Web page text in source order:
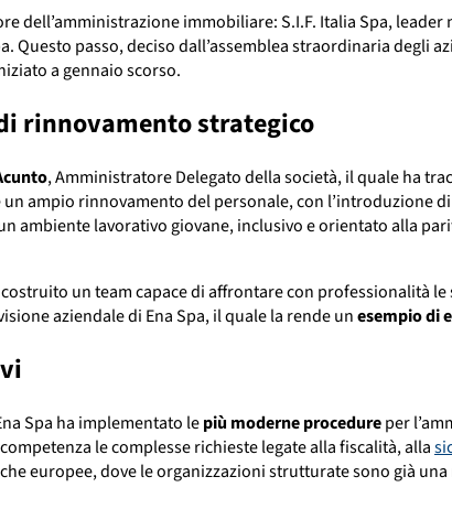
dell’amministrazione immobiliare: S.I.F. Italia Spa,
Questo passo, deciso dall’assemblea straordinaria degli
a gennaio scorso.
rinnovamento strategico
, Amministratore Delegato della società, il quale ha
ampio rinnovamento del personale, con l’introduzione
ambiente lavorativo giovane, inclusivo e orientato alla
un team capace di affrontare con professionalità
aziendale di Ena Spa, il quale la rende unesempio di
Spa ha implementato lepiù moderne procedureper
le complesse richieste legate alla fiscalità, alla
europee, dove le organizzazioni strutturate sono già